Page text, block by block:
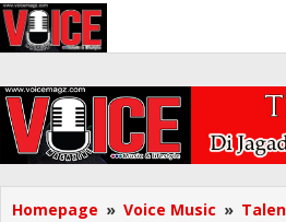
Lewati
ke
konten
Homepage » Voice Music »